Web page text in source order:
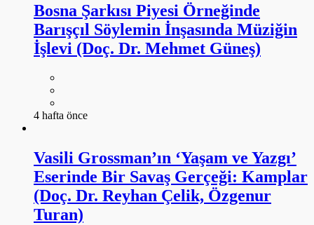
Bosna Şarkısı Piyesi Örneğinde
Barışçıl Söylemin İnşasında Müziğin
İşlevi (Doç. Dr. Mehmet Güneş)
4 hafta önce
Vasili Grossman’ın ‘Yaşam ve Yazgı’
Eserinde Bir Savaş Gerçeği: Kamplar
(Doç. Dr. Reyhan Çelik, Özgenur
Turan)